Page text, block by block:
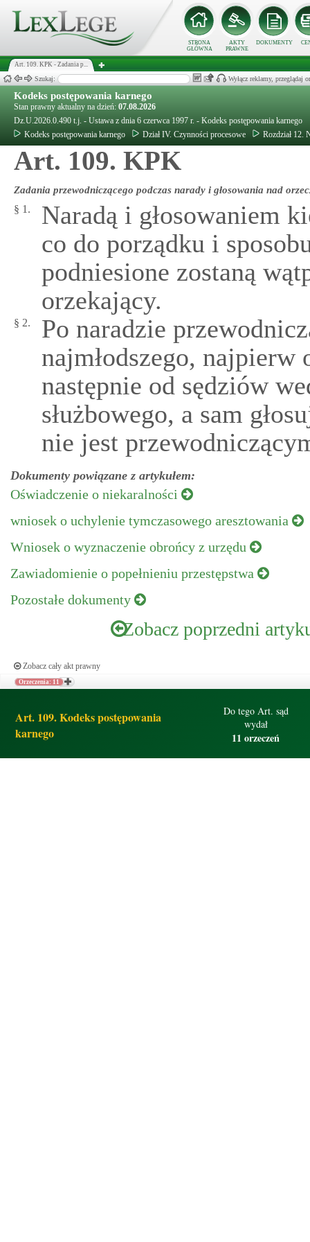
STRONA
GŁÓWNA
AKTY
PRAWNE
DOKUMENTY
Art. 109. KPK - Zadania p...
Szukaj: Wyłącz reklamy, przeglądaj
Kodeks postępowania karnego
Stan prawny aktualny na dzień: 07.08.2026
Dz.U.2026.0.490 t.j. - Ustawa z dnia 6 czerwca 1997 r. - Kodeks postępowania karnego
Kodeks postępowania karnego
Dział IV. Czynności procesowe Rozdział 12.
Art. 109. KPK
Zadania przewodniczącego podczas narady i głosowania nad
§ 1.
Naradą i głosowaniem
co do porządku i
podniesione zostaną
orzekający.
§ 2.
Po naradzie
najmłodszego, najpierw
następnie od sędziów
służbowego, a sam
nie jest
Dokumenty powiązane z artykułem:
Oświadczenie o niekaralności
wniosek o uchylenie tymczasowego aresztowania
Wniosek o wyznaczenie obrońcy z urzędu
Zawiadomienie o popełnieniu przestępstwa
Pozostałe dokumenty
Zobacz poprzedni
Zobacz cały akt prawny
Orzeczenia: 11
Art. 109. Kodeks postępowania
karnego
Do tego Art. sąd
wydał
11 orzeczeń